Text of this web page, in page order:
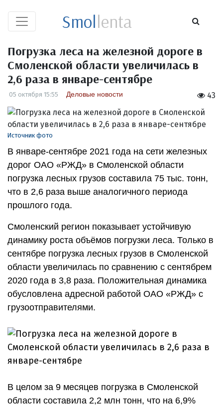
Smollenta
Погрузка леса на железной дороге в
Смоленской области увеличилась в
2,6 раза в январе-сентябре
43
05 октября 15:55 Деловые новости
Источник фото
В январе-сентябре 2021 года на сети железных
дорог ОАО «РЖД» в Смоленской области
погрузка лесных грузов составила 75 тыс. тонн,
что в 2,6 раза выше аналогичного периода
прошлого года.
Смоленский регион показывает устойчивую
динамику роста объёмов погрузки леса. Только в
сентябре погрузка лесных грузов в Смоленской
области увеличилась по сравнению с сентябрем
2020 года в 3,8 раза. Положительная динамика
обусловлена адресной работой ОАО «РЖД» с
грузоотправителями.
В целом за 9 месяцев погрузка в Смоленской
области составила 2,2 млн тонн, что на 6,9%